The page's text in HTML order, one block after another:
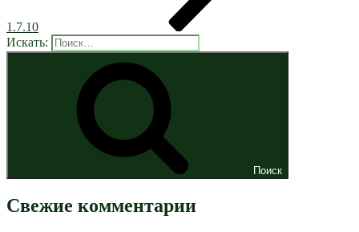
1.7.10
Искать:
Поиск
Свежие комментарии